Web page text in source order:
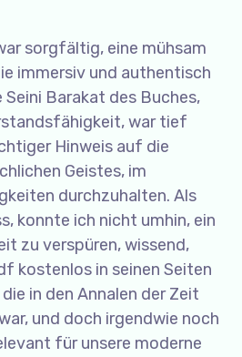
sorgfältig, eine mühsam
immersiv und authentisch
Barakat des Buches,
war tief
Hinweis auf die
Geistes, im
durchzuhalten. Als
konnte ich nicht umhin, ein
zu verspüren, wissend,
kostenlos in seinen Seiten
in den Annalen der Zeit
und doch irgendwie noch
für unsere moderne